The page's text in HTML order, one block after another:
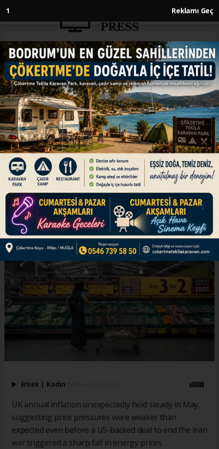
Anasayfa ENGLISH
UK inflation unexpectedly
remains unchanged at 2.8% in
May
ENGLISH
17.06.2026 - 10:05, Güncelleme: 17.06.2026 - 10:05
Price growth remains below market
expectations, supporting Bank of England’s
cautious stance ahead of rate decision
ABONE OL
Erkek | Kadın
UK annual inflation unexpectedly held steady in May,
suggesting price pressures were weaker than
expected even before a US-backed deal to end the Iran
war triggered a sharp fall in energy prices.